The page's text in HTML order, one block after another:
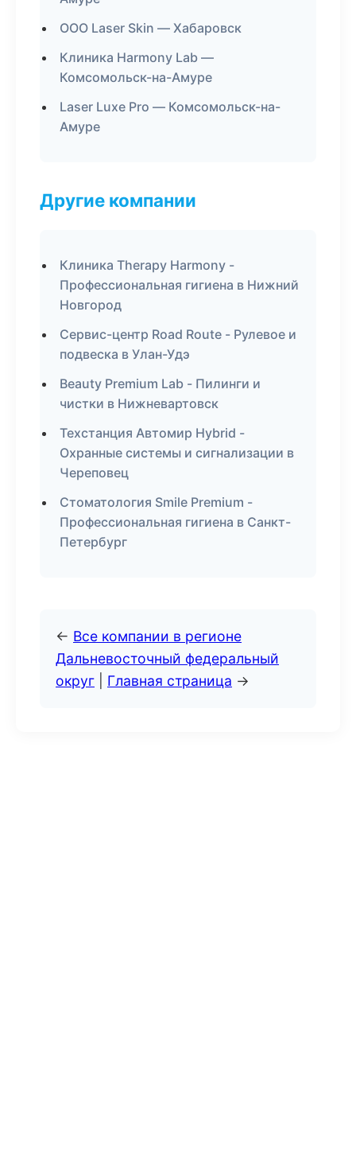
ООО Laser Skin — Хабаровск
Клиника Harmony Lab —
Комсомольск-на-Амуре
Laser Luxe Pro — Комсомольск-на-
Амуре
Другие компании
Клиника Therapy Harmony -
Профессиональная гигиена в Нижний
Новгород
Сервис-центр Road Route - Рулевое и
подвеска в Улан-Удэ
Beauty Premium Lab - Пилинги и
чистки в Нижневартовск
Техстанция Автомир Hybrid -
Охранные системы и сигнализации в
Череповец
Стоматология Smile Premium -
Профессиональная гигиена в Санкт-
Петербург
← Все компании в регионе
Дальневосточный федеральный
округ
Главная страница →